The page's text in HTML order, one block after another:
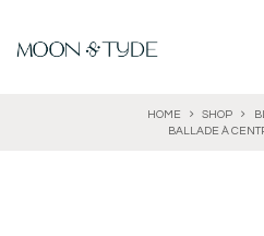
HOME SHOP
BALLADE À